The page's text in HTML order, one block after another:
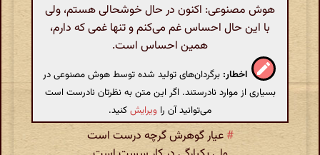
هوش مصنوعی: اکنون در حال خوشحالی هستم، ولی
با این حال احساس غم می‌کنم و تنها غمی که دارم،
همین احساس است.
اخطار: برگردان‌های تولید شده توسط هوش مصنوعی در
بسیاری از موارد نادرستند. اگر این متن به نظرتان نادرست است
می‌توانید آن را ویرایشکنید.
# عیار گوهرش گرچه درست است